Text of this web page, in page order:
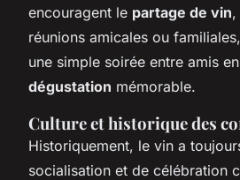
encouragent le partage de vin,
réunions amicales ou
une simple soirée entre amis en
dégustation mémorable.
Culture et historique des
Historiquement, le vin a
socialisation et de célébration